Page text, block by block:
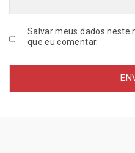
Salvar meus dados neste
que eu comentar.